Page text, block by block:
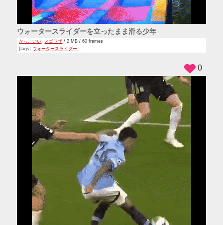
ウォータースライダーを立ったまま滑る少年
かっこいい, スゴワザ / 2 MB / 60 frames
[tags] ウォータースライダー
0